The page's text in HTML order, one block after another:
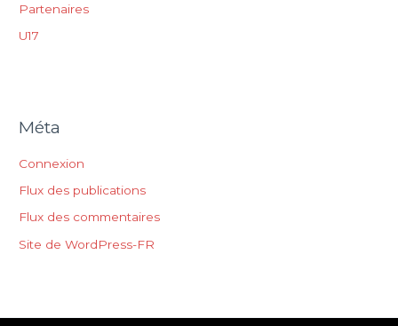
Partenaires
U17
Méta
Connexion
Flux des publications
Flux des commentaires
Site de WordPress-FR